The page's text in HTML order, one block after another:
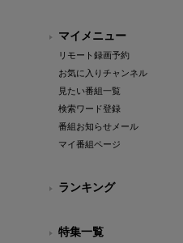
マイメニュー
リモート録画予約
お気に入りチャンネル
見たい番組一覧
検索ワード登録
番組お知らせメール
マイ番組ページ
ランキング
特集一覧